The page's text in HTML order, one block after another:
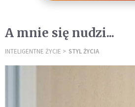
A mnie się nudzi...
INTELIGENTNE ŻYCIE STYL ŻYCIA